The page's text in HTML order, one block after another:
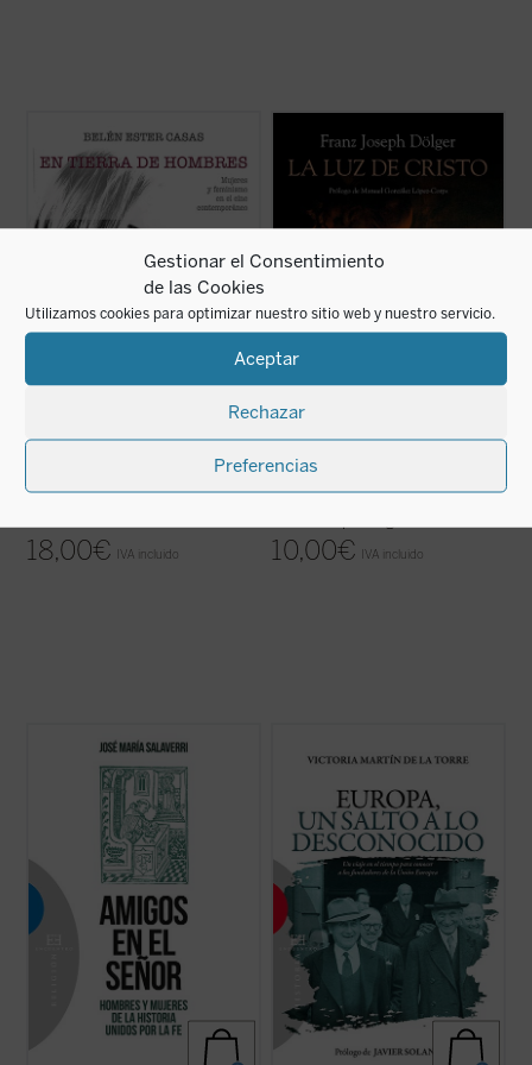
Gestionar el Consentimiento
de las Cookies
Utilizamos cookies para optimizar nuestro sitio web y nuestro servicio.
Aceptar
Rechazar
Preferencias
¿Cómo ha cambiado, desde los
revolucionarios 60, el personaje femenino
en el cine?
En tierra de hombres. Mujeres y feminismo
en el cine contemporáneo
análisis profundo y sin prejuicios de las
claves de la «nueva ...(ver ficha)
En tierra de hombres
18,00€ IVA incluido
relación entre el cristianismo primitivo y la
Antigüedad pagana desarrollados en la
primera mitad del siglo XX por el
historiador, arqueólogo, filólogo y
(ver ficha)
La luz de Cristo
10,00€ IVA incluido
La experiencia de amistad, profundamente
circunscrita en la antigüedad a la relación
entre varones; apenas se mencionan --y
siempre con sospecha--amistades entre
mujeres. Las relaciones de amistad
(ver ficha)
relato de no ficción recrea la década en la
Comunidades Europeas (1948-1957), a
través de algunos de los principales
protagonistas de la construcción europea
(ver ficha)